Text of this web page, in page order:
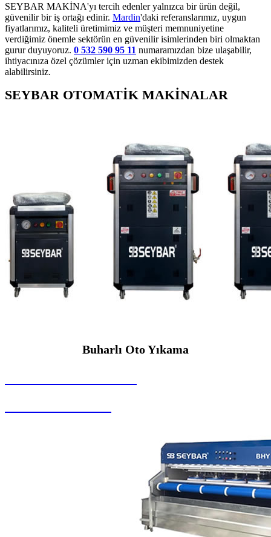
SEYBAR MAKİNA'yı tercih edenler yalnızca bir ürün değil,
güvenilir bir iş ortağı edinir. Mardin'daki referanslarımız, uygun
fiyatlarımız, kaliteli üretimimiz ve müşteri memnuniyetine
verdiğimiz önemle sektörün en güvenilir isimlerinden biri olmaktan
gurur duyuyoruz. 0 532 590 95 11 numaramızdan bize ulaşabilir,
ihtiyacınıza özel çözümler için uzman ekibimizden destek
alabilirsiniz.
SEYBAR OTOMATİK MAKİNALAR
Buharlı Oto Yıkama